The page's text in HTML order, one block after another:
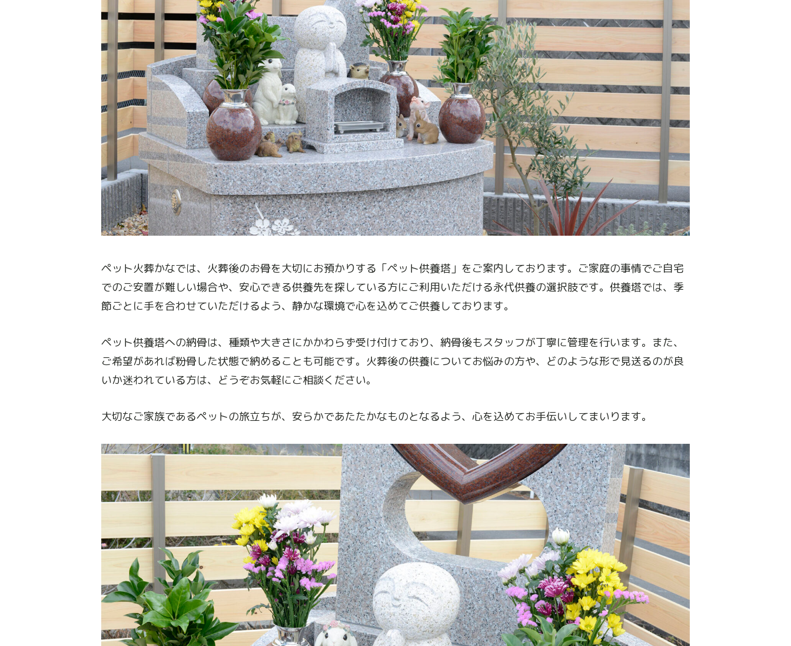
ペット火葬かなでは、火葬後のお骨を大切にお預かりする「ペット供養塔」をご案内しております。ご家庭の事情でご自宅
でのご安置が難しい場合や、安心できる供養先を探している方にご利用いただける永代供養の選択肢です。供養塔では、季
節ごとに手を合わせていただけるよう、静かな環境で心を込めてご供養しております。
ペット供養塔への納骨は、種類や大きさにかかわらず受け付けており、納骨後もスタッフが丁寧に管理を行います。また、
ご希望があれば粉骨した状態で納めることも可能です。火葬後の供養についてお悩みの方や、どのような形で見送るのが良
いか迷われている方は、どうぞお気軽にご相談ください。
大切なご家族であるペットの旅立ちが、安らかであたたかなものとなるよう、心を込めてお手伝いしてまいります。